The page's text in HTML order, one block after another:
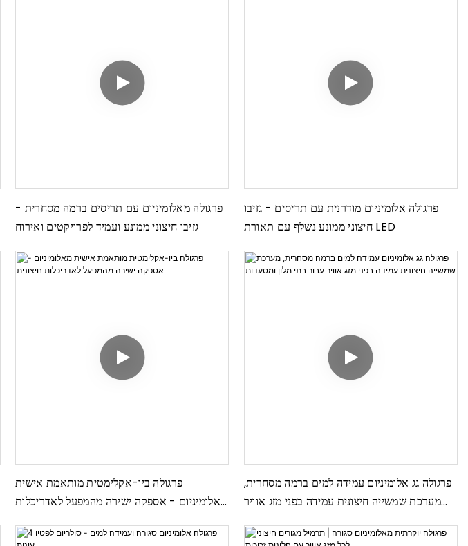
פרגולה מאלומיניום עם תריסים ברמה מסחרית -
גזיבו חיצוני ממונע ועמיד לפרויקטים ואירוח
פרגולה אלומיניום מודרנית עם תריסים - גזיבו
חיצוני ממונע נשלף עם תאורת LED
פרגולה ביו-אקלימטית מותאמת אישית
מאלומיניום - אספקה ​​ישירה מהמפעל לאדריכלות
פרגולה גג אלומיניום עמידה למים ברמה מסחרית,
מערכת שמשייה חיצונית עמידה בפני מזג אוויר